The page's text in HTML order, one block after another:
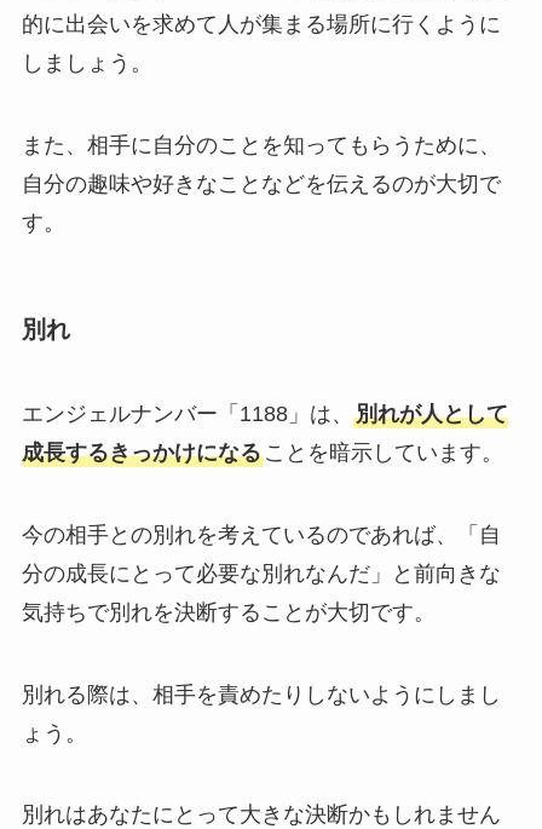
的に出会いを求めて人が集まる場所に行くように
しましょう。
また、相手に自分のことを知ってもらうために、
自分の趣味や好きなことなどを伝えるのが大切で
す。
別れ
エンジェルナンバー「1188」は、 別れが人として
成長するきっかけになることを暗示しています。
今の相手との別れを考えているのであれば、「自
分の成長にとって必要な別れなんだ」と前向きな
気持ちで別れを決断することが大切です。
別れる際は、相手を責めたりしないようにしまし
ょう。
別れはあなたにとって大きな決断かもしれません